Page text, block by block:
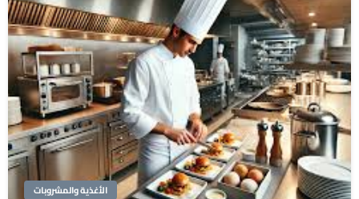
الأغذية والمشروبات